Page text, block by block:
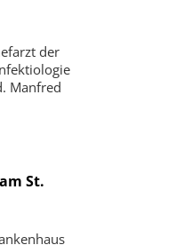
der
Manfred
St.